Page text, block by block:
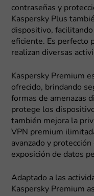
contraseñas y
Kaspersky Plus
dispositivo,
eficiente. Es perfecto
realizan diversas
Kaspersky Premium
ofrecido, brindando
formas de amenazas
protege los
también mejora la
VPN premium
avanzado y
exposición de datos
Adaptado a las
Kaspersky Premium